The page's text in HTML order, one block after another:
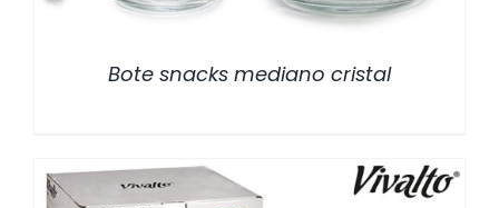
Bote snacks mediano cristal